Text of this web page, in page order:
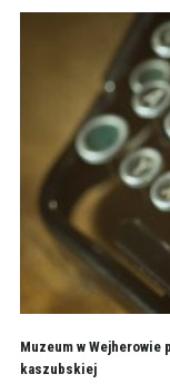
Muzeum w
kaszubskiej